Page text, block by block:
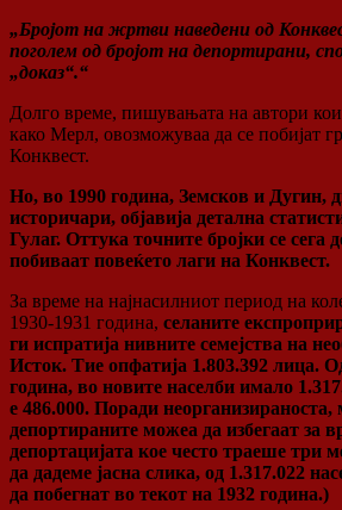
„Бројот на жртви наведени од
поголем од бројот на депортирани,
„доказ“.“
Долго време, пишувањата на автори
како Мерл, овозможуваа да се побијат
Конквест.
Но, во 1990 година, Земсков и Дугин,
историчари, објавија детална
Гулаг. Оттука точните бројки се сега
побиваат повеќето лаги на Конквест.
За време на најнасилниот период на
1930-1931 година, селаните
ги испратија нивните семејства на
Исток. Тие опфатија 1.803.392 лица.
година, во новите населби имало
е 486.000. Поради неорганизираноста,
депортираните можеа да избегаат за
депортацијата кое често траеше три
да дадеме јасна слика, од 1.317.022
да побегнат во текот на 1932 година.)